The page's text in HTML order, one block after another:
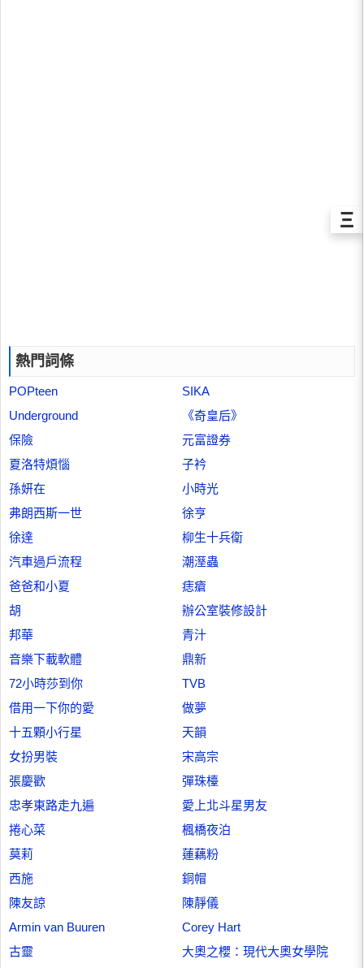
熱門詞條
POPteen
SIKA
Underground
《奇皇后》
保險
元富證券
夏洛特煩惱
子衿
孫妍在
小時光
弗朗西斯一世
徐亨
徐達
柳生十兵衛
汽車過戶流程
潮溼蟲
爸爸和小夏
痣瘡
胡
辦公室裝修設計
邦華
青汁
音樂下載軟體
鼎新
72小時莎到你
TVB
借用一下你的愛
做夢
十五顆小行星
天韻
女扮男裝
宋高宗
張慶歡
彈珠檯
忠孝東路走九遍
愛上北斗星男友
捲心菜
楓橋夜泊
莫莉
蓮藕粉
西施
銅帽
陳友諒
陳靜儀
Armin van Buuren
Corey Hart
古靈
大奧之櫻：現代大奧女學院
Ξ